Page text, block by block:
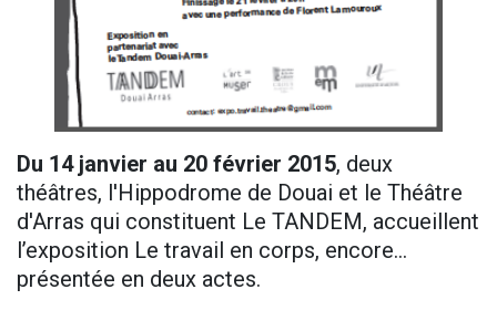
Du 14 janvier au 20 février 2015, deux
théâtres, l'Hippodrome de Douai et le Théâtre
d'Arras qui constituent Le TANDEM, accueillent
l’exposition Le travail en corps, encore…
présentée en deux actes.